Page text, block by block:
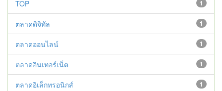
1
TOP
1
ตลาดดิจิทัล
1
ตลาดออนไลน์
1
ตลาดอินเทอร์เน็ต
1
ตลาดอิเล็กทรอนิกส์